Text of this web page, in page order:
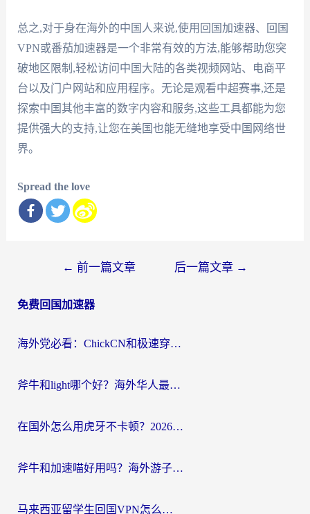
总之,对于身在海外的中国人来说,使用回国加速器、回国
VPN或番茄加速器是一个非常有效的方法,能够帮助您突
破地区限制,轻松访问中国大陆的各类视频网站、电商平
台以及门户网站和应用程序。无论是观看中超赛事,还是
探索中国其他丰富的数字内容和服务,这些工具都能为您
提供强大的支持,让您在美国也能无缝地享受中国网络世
界。
Spread the love
导
← 前一篇文章 后一篇文章 →
免费回国加速器
海外党必看：ChickCN和极速穿梭VPN好用吗？3招教你选对回国加速器无缝刷国内资源
斧牛和light哪个好？海外华人最关心的回国加速器选择难题，一篇讲透
在国外怎么用虎牙不卡顿？2026海外华人亲测有效的回国加速器选择指南
斧牛和加速喵好用吗？海外游子的真实选择困境
马来西亚留学生回国VPN怎么选？3个避坑点+1款实测好用的加速器推荐